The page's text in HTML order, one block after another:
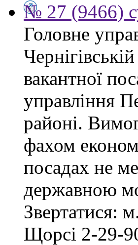
№ 27 (9466)
Головне
вакантної
управління
районі.
фахом
посадах не
державною
Звертатися:
Щорсі 2-29-